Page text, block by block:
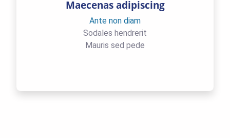
Maecenas adipiscing
Ante non diam
Sodales hendrerit
Mauris sed pede